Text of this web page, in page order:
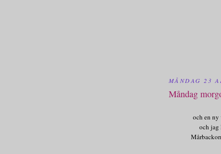
MÅNDAG 23
Måndag
och en
och jag